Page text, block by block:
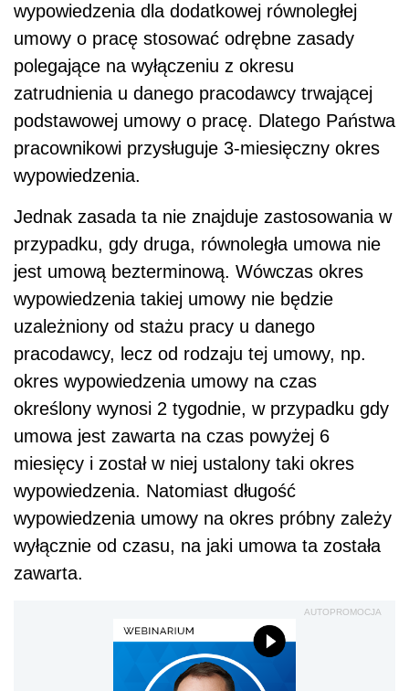
wypowiedzenia dla dodatkowej równoległej
umowy o pracę stosować odrębne zasady
polegające na wyłączeniu z okresu
zatrudnienia u danego pracodawcy trwającej
podstawowej umowy o pracę. Dlatego Państwa
pracownikowi przysługuje 3-miesięczny okres
wypowiedzenia.
Jednak zasada ta nie znajduje zastosowania w
przypadku, gdy druga, równoległa umowa nie
jest umową bezterminową. Wówczas okres
wypowiedzenia takiej umowy nie będzie
uzależniony od stażu pracy u danego
pracodawcy, lecz od rodzaju tej umowy, np.
okres wypowiedzenia umowy na czas
określony wynosi 2 tygodnie, w przypadku gdy
umowa jest zawarta na czas powyżej 6
miesięcy i został w niej ustalony taki okres
wypowiedzenia. Natomiast długość
wypowiedzenia umowy na okres próbny zależy
wyłącznie od czasu, na jaki umowa ta została
zawarta.
AUTOPROMOCJA